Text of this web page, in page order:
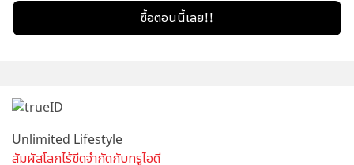
ซื้อตอนนี้เลย!!
Unlimited Lifestyle
สัมผัสโลกไร้ขีดจำกัดกับทรูไอดี